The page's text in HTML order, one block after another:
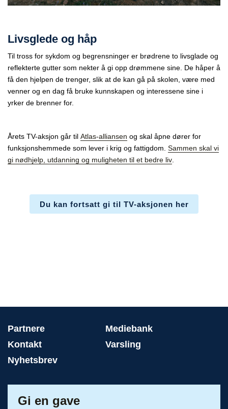
Livsglede og håp
Til tross for sykdom og begrensninger er brødrene to livsglade og
reflekterte gutter som nekter å gi opp drømmene sine. De håper å
få den hjelpen de trenger, slik at de kan gå på skolen, være med
venner og en dag få bruke kunnskapen og interessene sine i
yrker de brenner for.
Årets TV-aksjon går til Atlas-alliansen og skal åpne dører for
funksjonshemmede som lever i krig og fattigdom. Sammen skal vi
gi nødhjelp, utdanning og muligheten til et bedre liv.
Du kan fortsatt gi til TV-aksjonen her
Partnere
Mediebank
Kontakt
Varsling
Nyhetsbrev
Gi en gave